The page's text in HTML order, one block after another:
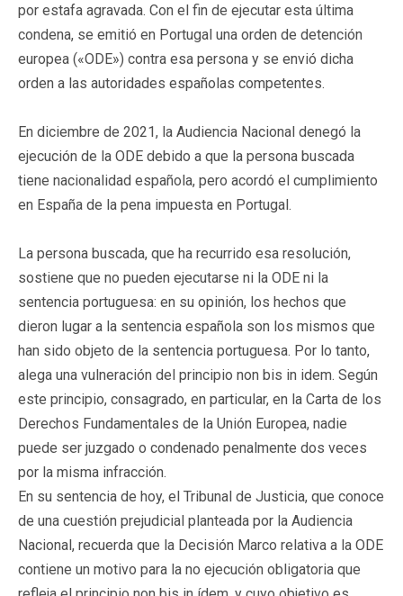
por estafa agravada. Con el fin de ejecutar esta última
condena, se emitió en Portugal una orden de detención
europea («ODE») contra esa persona y se envió dicha
orden a las autoridades españolas competentes.
En diciembre de 2021, la Audiencia Nacional denegó la
ejecución de la ODE debido a que la persona buscada
tiene nacionalidad española, pero acordó el cumplimiento
en España de la pena impuesta en Portugal.
La persona buscada, que ha recurrido esa resolución,
sostiene que no pueden ejecutarse ni la ODE ni la
sentencia portuguesa: en su opinión, los hechos que
dieron lugar a la sentencia española son los mismos que
han sido objeto de la sentencia portuguesa. Por lo tanto,
alega una vulneración del principio non bis in idem. Según
este principio, consagrado, en particular, en la Carta de los
Derechos Fundamentales de la Unión Europea, nadie
puede ser juzgado o condenado penalmente dos veces
por la misma infracción.
En su sentencia de hoy, el Tribunal de Justicia, que conoce
de una cuestión prejudicial planteada por la Audiencia
Nacional, recuerda que la Decisión Marco relativa a la ODE
contiene un motivo para la no ejecución obligatoria que